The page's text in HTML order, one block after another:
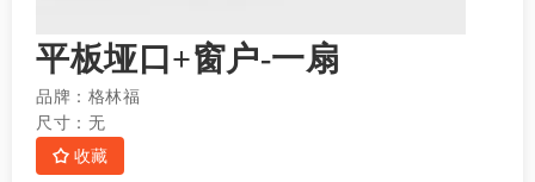
平板垭口+窗户-一扇
品牌： 格林福
尺寸： 无
收藏